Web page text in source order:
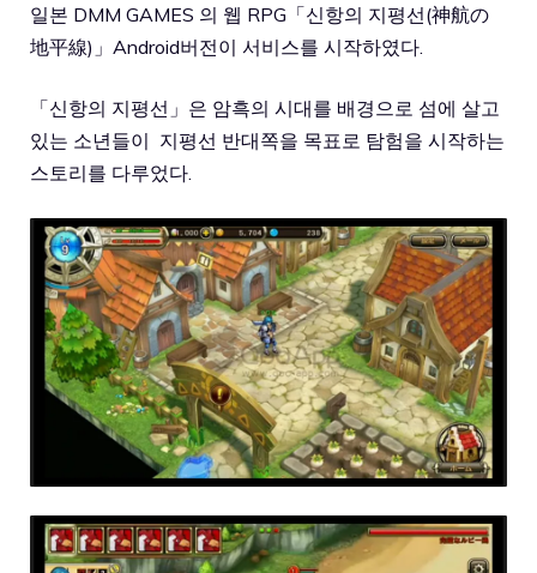
일본 DMM GAMES 의 웹 RPG「신항의 지평선(神航の
地平線)」Android버전이 서비스를 시작하였다.
「신항의 지평선」은 암흑의 시대를 배경으로 섬에 살고
있는 소년들이 지평선 반대쪽을 목표로 탐험을 시작하는
스토리를 다루었다.